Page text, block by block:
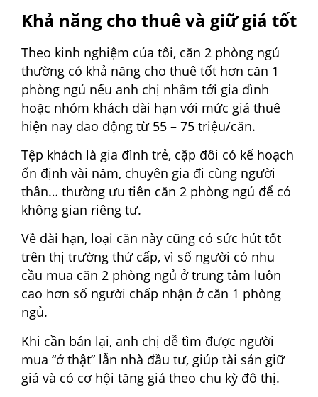
Khả năng cho thuê và giữ giá tốt
Theo kinh nghiệm của tôi, căn 2 phòng ngủ
thường có khả năng cho thuê tốt hơn căn 1
phòng ngủ nếu anh chị nhắm tới gia đình
hoặc nhóm khách dài hạn với mức giá thuê
hiện nay dao động từ 55 – 75 triệu/căn.
Tệp khách là gia đình trẻ, cặp đôi có kế hoạch
ổn định vài năm, chuyên gia đi cùng người
thân… thường ưu tiên căn 2 phòng ngủ để có
không gian riêng tư.
Về dài hạn, loại căn này cũng có sức hút tốt
trên thị trường thứ cấp, vì số người có nhu
cầu mua căn 2 phòng ngủ ở trung tâm luôn
cao hơn số người chấp nhận ở căn 1 phòng
ngủ.
Khi cần bán lại, anh chị dễ tìm được người
mua “ở thật” lẫn nhà đầu tư, giúp tài sản giữ
giá và có cơ hội tăng giá theo chu kỳ đô thị.